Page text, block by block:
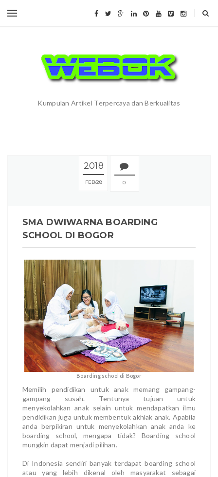
Kumpulan Artikel Terpercaya dan Berkualitas
2018
FEB 28 0
SMA DWIWARNA BOARDING
SCHOOL DI BOGOR
Boarding school di Bogor
Memilih pendidikan untuk anak memang gampang-
gampang susah. Tentunya tujuan untuk
menyekolahkan anak selain untuk mendapatkan ilmu
pendidikan juga untuk membentuk akhlak anak. Apabila
anda berpikiran untuk menyekolahkan anak anda ke
boarding school, mengapa tidak? Boarding school
mungkin dapat menjadi pilihan.
Di Indonesia sendiri banyak terdapat boarding school
atau yang lebih dikenal oleh masyarakat sebagai